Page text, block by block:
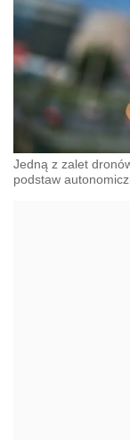
Jedną z zalet
podstaw